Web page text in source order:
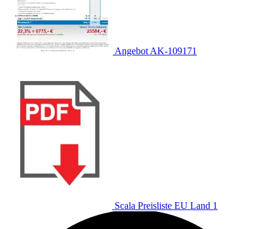
Angebot AK-109171
Scala Preisliste EU Land 1